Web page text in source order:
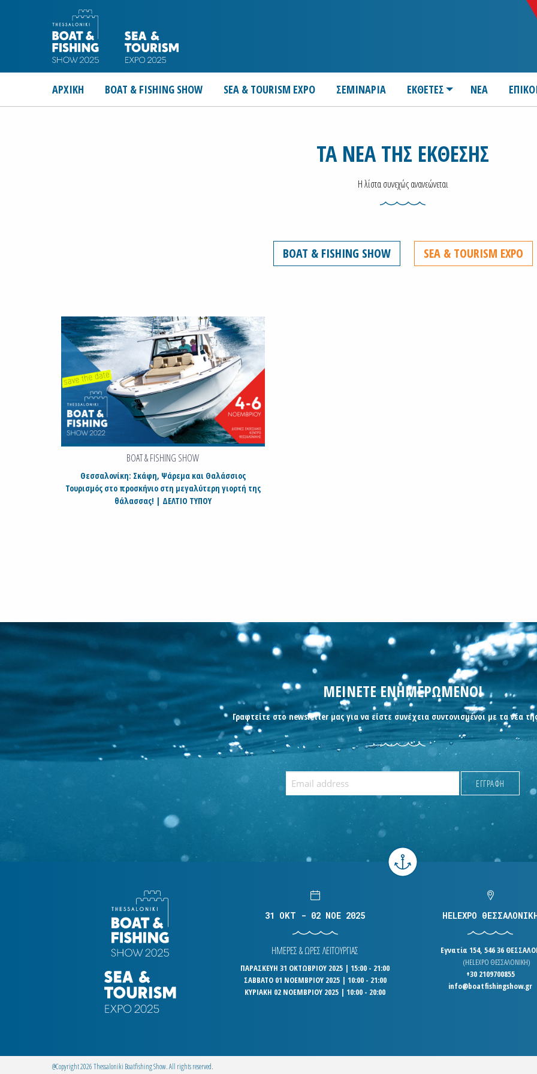
ΑΡΧΙΚΗ BOAT & FISHING SHOW SEA & TOURISM EXPO ΣΕΜΙΝΑΡΙΑ ΕΚΘΕΤΕΣ ΝΕΑ
ΤΑ ΝΕΑ ΤΗΣ ΕΚΘΕΣΗΣ
Η λίστα συνεχώς ανανεώνεται
BOAT & FISHING SHOW SEA & TOURISM EXPO
BOAT & FISHING SHOW
Θεσσαλονίκη: Σκάφη, Ψάρεμα και Θαλάσσιος
Τουρισμός στο προσκήνιο στη μεγαλύτερη γιορτή της
θάλασσας! | ΔΕΛΤΙΟ ΤΥΠΟΥ
ΜΕΙΝΕΤΕ ΕΝΗΜΕΡΩΜΕΝΟΙ
Γραφτείτε στο newsletter μας για να είστε συνέχεια συντονισμένοι με τα νέα
31 OKT - 02 NOE 2025
ΗΜΕΡΕΣ & ΩΡΕΣ ΛΕΙΤΟΥΡΓΙΑΣ
ΠΑΡΑΣΚΕΥΗ 31 ΟΚΤΩΒΡΙΟΥ 2025 | 15:00 - 21:00
ΣΑΒΒΑΤΟ 01 ΝΟΕΜΒΡΙΟΥ 2025 | 10:00 - 21:00
ΚΥΡΙΑΚΗ 02 ΝΟΕΜΒΡΙΟΥ 2025 | 10:00 - 20:00
HELEXPO
Εγνατία 154, 546 36
(HELEXPO ΘΕΣΣΑΛΟΝΙΚΗ)
+30 2109700855
info@boatfishingshow.gr
@Copyright 2026 Thessaloniki Boatfishing Show. All rights reserved.